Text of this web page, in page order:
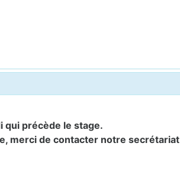
qui précède le stage.
merci de contacter notre secrétariat